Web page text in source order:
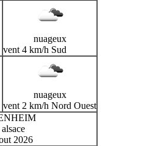
nuageux
vent 4 km/h Sud
nuageux
vent 2 km/h Nord Ouest
2026